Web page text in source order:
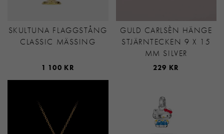
SKULTUNA FLAGGSTÅNG
CLASSIC MÄSSING
1 100 KR
GULD CARLSÈN HÄNGE
STJÄRNTECKEN 9 X 15
MM SILVER
229 KR